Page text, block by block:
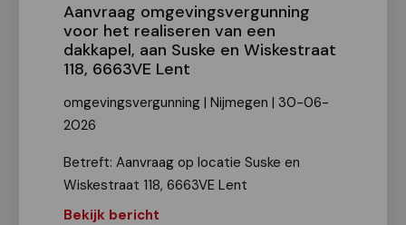
Aanvraag omgevingsvergunning
voor het realiseren van een
dakkapel, aan Suske en Wiskestraat
118, 6663VE Lent
omgevingsvergunning | Nijmegen | 30-06-
2026
Betreft: Aanvraag op locatie Suske en
Wiskestraat 118, 6663VE Lent
Bekijk bericht